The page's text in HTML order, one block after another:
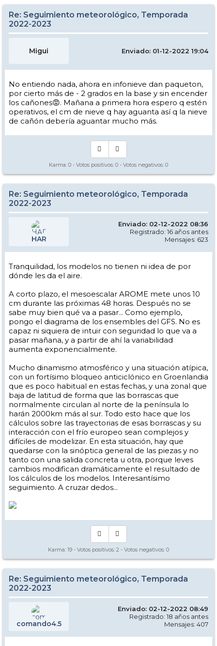
Re: Seguimiento meteorológico, Temporada
2022-2023
Migui Enviado: 01-12-2022 19:04
No entiendo nada, ahora en infonieve dan paqueton,
por cierto más de - 2 grados en la base y sin encender
los cañones😡. Mañana a primera hora espero q estén
operativos, el cm de nieve q hay aguanta así q la nieve
de cañón debería aguantar mucho más.
Karma: 0 - Votos positivos: 0 - Votos negativos: 0
Re: Seguimiento meteorológico, Temporada
2022-2023
HAR
Enviado: 02-12-2022 08:36
Registrado: 16 años antes
Mensajes: 623
Tranquilidad, los modelos no tienen ni idea de por
dónde les da el aire.
A corto plazo, el mesoescalar AROME mete unos 10
cm durante las próximas 48 horas. Después no se
sabe muy bien qué va a pasar... Como ejemplo,
pongo el diagrama de los ensembles del GFS. No es
capaz ni siquiera de intuir con seguridad lo que va a
pasar mañana, y a partir de ahí la variabilidad
aumenta exponencialmente.
Mucho dinamismo atmosférico y una situación atípica,
con un fortísimo bloqueo anticiclónico en Groenlandia
que es poco habitual en estas fechas, y una zonal que
baja de latitud de forma que las borrascas que
normalmente circulan al norte de la península lo
harán 2000km más al sur. Todo esto hace que los
cálculos sobre las trayectorias de esas borrascas y su
interacción con el frío europeo sean complejos y
difíciles de modelizar. En esta situación, hay que
quedarse con la sinóptica general de las piezas y no
tanto con una salida concreta u otra, porque leves
cambios modifican dramáticamente el resultado de
los cálculos de los modelos. Interesantísimo
seguimiento. A cruzar dedos...
Karma: 19 - Votos positivos: 2 - Votos negativos: 0
Re: Seguimiento meteorológico, Temporada
2022-2023
comando4.5
Enviado: 02-12-2022 08:49
Registrado: 18 años antes
Mensajes: 407